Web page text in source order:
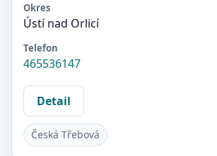
Okres
Ústí nad Orlicí
Telefon
465536147
Detail
Česká Třebová